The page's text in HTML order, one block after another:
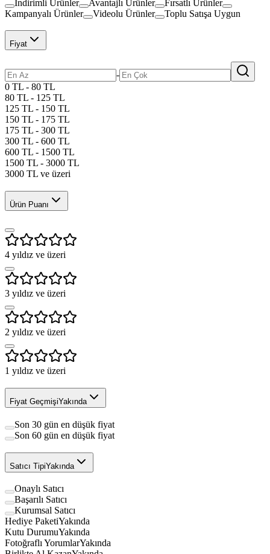
İndirimli Ürünler Avantajlı Ürünler
Fırsatlı Ürünler
Kampanyalı Ürünler
Videolu Ürünler Toplu Satışa Uygun
Fiyat
-
0 TL - 80 TL
80 TL - 125 TL
125 TL - 150 TL
150 TL - 175 TL
175 TL - 300 TL
300 TL - 600 TL
600 TL - 1500 TL
1500 TL - 3000 TL
3000 TL ve üzeri
Ürün Puanı
4 yıldız ve üzeri
3 yıldız ve üzeri
2 yıldız ve üzeri
1 yıldız ve üzeri
Fiyat GeçmişiYakında
Son 30 gün en düşük fiyat
Son 60 gün en düşük fiyat
Satıcı TipiYakında
Onaylı Satıcı
Başarılı Satıcı
Kurumsal Satıcı
Hediye PaketiYakında
Kutu DurumuYakında
Fotoğraflı YorumlarYakında